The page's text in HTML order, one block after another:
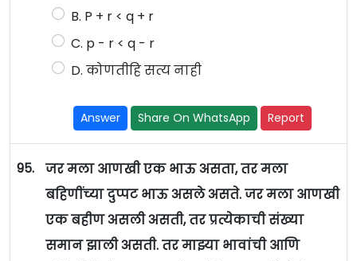
B. P + r < q + r
C. p - r < q - r
D. कोणतीहि सत्य नाही
Answer Share On WhatsApp Report
95.
जर मला आणखी एक भाऊ असता, तर मला
बहिणींच्या दुप्पट भाऊ असले असते. जर मला आणखी
एक बहीण असली असती, तर प्रत्येकाची संख्या
समान झाली असती. तर माझ्या भावांची आणि